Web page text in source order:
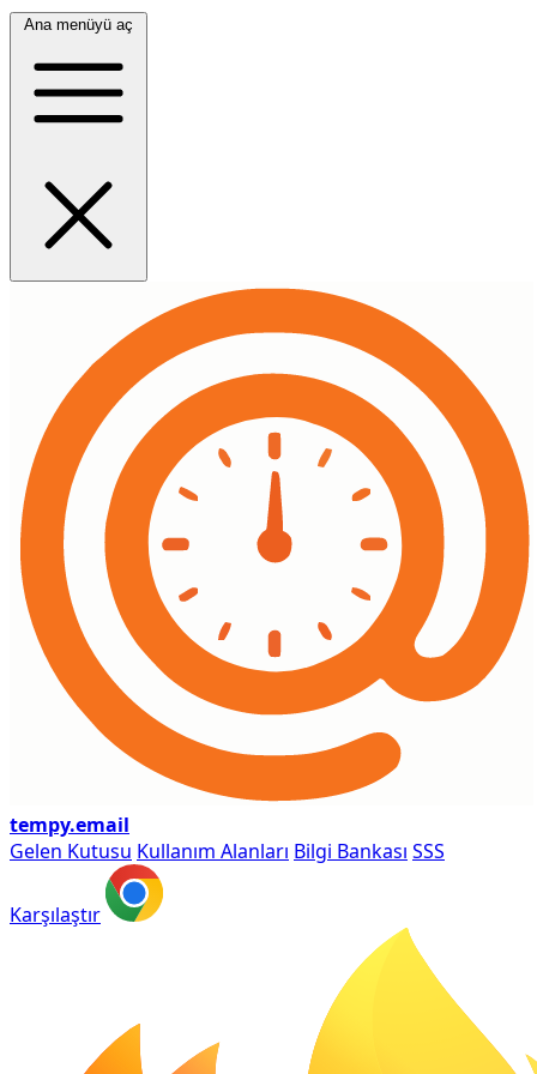
Ana menüyü aç
tempy.email
Gelen Kutusu Kullanım Alanları Bilgi Bankası SSS
Karşılaştır